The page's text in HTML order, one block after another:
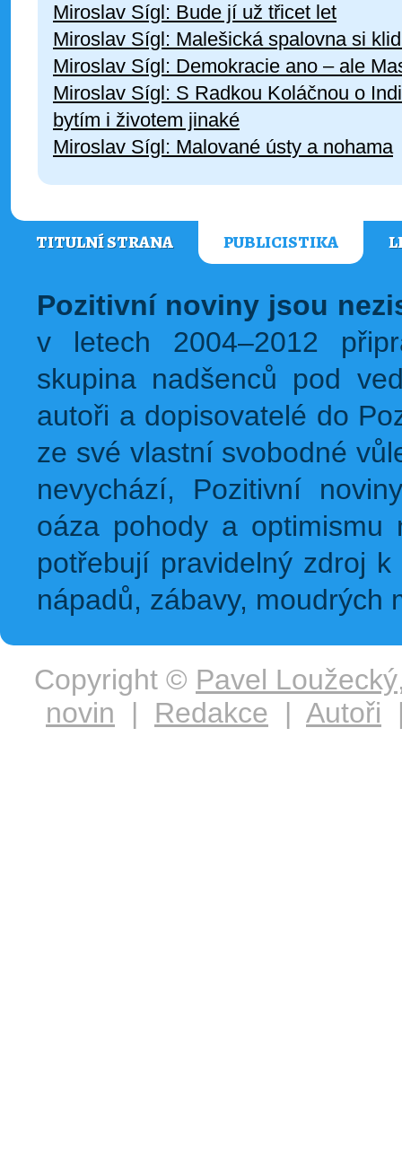
Miroslav Sígl: Bude jí už třicet let
Miroslav Sígl: Malešická spalovna si
Miroslav Sígl: Demokracie ano – ale
Miroslav Sígl: S Radkou Koláčnou o
bytím i životem jinaké
Miroslav Sígl: Malované ústy a nohama
TITULNÍ STRANA PUBLICISTIKA
Pozitivní noviny jsou
v letech 2004–2012
skupina nadšenců pod
autoři a dopisovatelé do
ze své vlastní svobodné
nevychází, Pozitivní
oáza pohody a
potřebují pravidelný zdroj
nápadů, zábavy, moudrých
Copyright © Pavel Loužecký
novin | Redakce | Autoři